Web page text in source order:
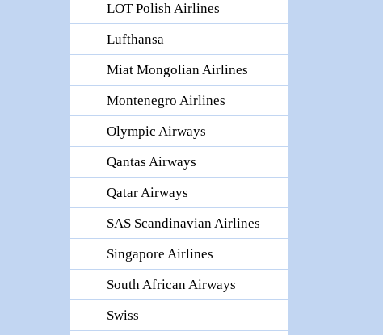
LOT Polish Airlines
Lufthansa
Miat Mongolian Airlines
Montenegro Airlines
Olympic Airways
Qantas Airways
Qatar Airways
SAS Scandinavian Airlines
Singapore Airlines
South African Airways
Swiss